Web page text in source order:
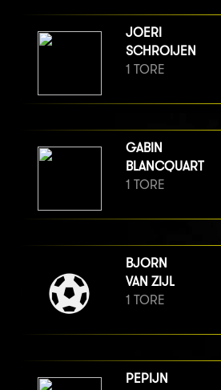
JOERI
SCHROIJEN
1 TORE
GABIN
BLANCQUART
1 TORE
BJORN
VAN ZIJL
1 TORE
PEPIJN